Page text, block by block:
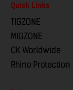
Quick Links
TIGZONE
MIGZONE
CK Worldwide
Rhino Protection